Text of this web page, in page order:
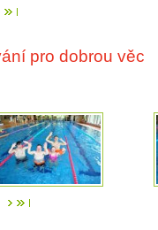
pro dobrou věc